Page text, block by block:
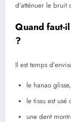
d’atténuer le bruit
Quand faut-
?
Il est temps
le hanao
le tissu est usé
une dent